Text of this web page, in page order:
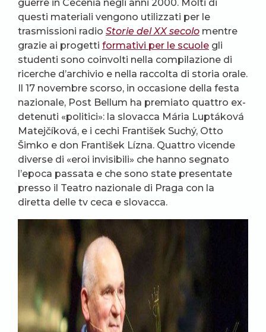
guerre in Cecenia negli anni 2000. Molti di
questi materiali vengono utilizzati per le
trasmissioni radio Storie del XX secolo mentre
grazie ai progetti formativi per le scuole gli
studenti sono coinvolti nella compilazione di
ricerche d’archivio e nella raccolta di storia orale.
Il 17 novembre scorso, in occasione della festa
nazionale, Post Bellum ha premiato quattro ex-
detenuti «politici»: la slovacca Mária Luptáková
Matejčíková, e i cechi František Suchý, Otto
Šimko e don František Lízna. Quattro vicende
diverse di «eroi invisibili» che hanno segnato
l’epoca passata e che sono state presentate
presso il Teatro nazionale di Praga con la
diretta delle tv ceca e slovacca.